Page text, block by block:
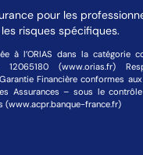
pour les
risques spécifiques.
à l’ORIAS dans la catégorie
(www.orias.fr)
Financière conformes
Assurances – sous le contrôle
(www.acpr.banque-france.fr)